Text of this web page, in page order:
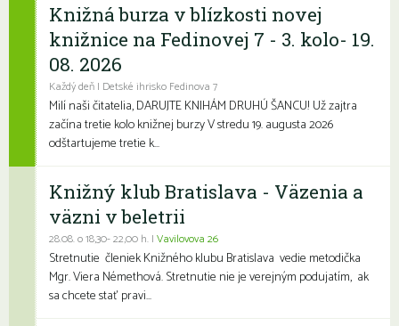
Knižná burza v blízkosti novej
knižnice na Fedinovej 7 - 3. kolo- 19.
08. 2026
Každý deň | Detské ihrisko Fedinova 7
Milí naši čitatelia, DARUJTE KNIHÁM DRUHÚ ŠANCU! Už zajtra
začína tretie kolo knižnej burzy V stredu 19. augusta 2026
odštartujeme tretie k...
Knižný klub Bratislava - Väzenia a
väzni v beletrii
28.08. o 18,30- 22,00 h. | Vavilovova 26
Stretnutie členiek Knižného klubu Bratislava vedie metodička
Mgr. Viera Némethová. Stretnutie nie je verejným podujatím, ak
sa chcete stať pravi...